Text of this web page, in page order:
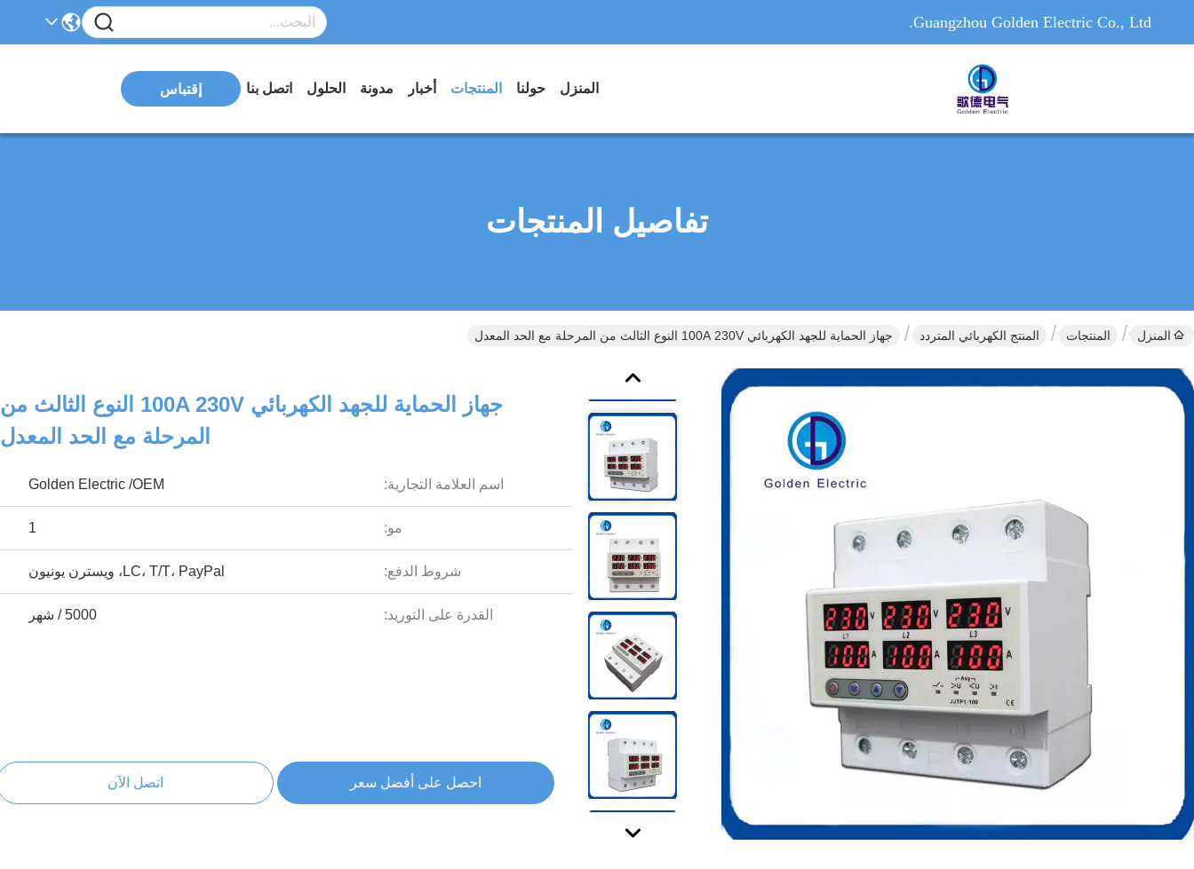
Guangzhou Golden Electric Co., Ltd.
المنزل حولنا المنتجات أخبار مدونة الحلول اتصل بنا إقتباس
تفاصيل المنتجات
المنزل المنتجات المنتج الكهربائي المتردد جهاز الحماية للجهد الكهربائي 100A 230V النوع الثالث من المرحلة مع الحد المعدل
جهاز الحماية للجهد الكهربائي 100A 230V النوع الثالث من
المرحلة مع الحد المعدل
اسم العلامة التجارية: Golden Electric /OEM
مو: 1
شروط الدفع: LC، T/T، PayPal، ويسترن يونيون
القدرة على التوريد: 5000 / شهر
احصل على أفضل سعر اتصل الآن